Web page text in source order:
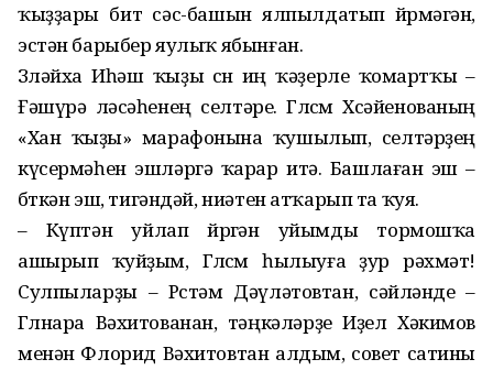
ҡыҙҙары бит сәс-башын ялпылдатып йөрөмәгән,
эстән барыбер яулыҡ ябынған.
Зөләйха Иһәш ҡыҙы өсөн иң ҡәҙерле ҡомартҡы –
Ғәшүрә өләсәһенең селтәре. Гөлсөм Хөсә­йенованың
«Хан ҡыҙы» марафонына ҡушылып, селтәрҙең
күсермәһен эшләргә ҡарар итә. Башлаған эш –
бөткән эш, тигәндәй, ниәтен атҡарып та ҡуя.
– Күптән уйлап йөрөгән уйым­ды тормошҡа
ашырып ҡуйҙым, Гөлсөм һылыуға ҙур рәхмәт!
Сулпыларҙы – Рөстәм Дәүләтовтан, сәйләнде –
Гөлнара Вәхитованан, тәңкәләрҙе Иҙел Хәкимов
менән Флорид Вәхитовтан алдым, совет сатины